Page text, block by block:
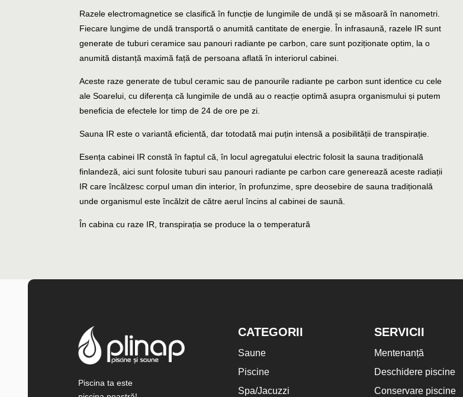
Razele electromagnetice se clasifică în funcție de lungimile de undă și se măsoară în nanometri.
Fiecare lungime de undă transportă o anumită cantitate de energie. În infrasaună, razele IR sunt
generate de tuburi ceramice sau panouri radiante pe carbon, care sunt poziționate optim, la o
anumită distanță maximă față de persoana aflată în interiorul cabinei.
Aceste raze generate de tubul ceramic sau de panourile radiante pe carbon sunt identice cu cele
ale Soarelui, cu diferența că lungimile de undă au o reacție optimă asupra organismului și putem
beneficia de efectele lor timp de 24 de ore pe zi.
Sauna IR este o variantă eficientă, dar totodată mai puțin intensă a posibilității de transpirație.
Esența cabinei IR constă în faptul că, în locul agregatului electric folosit la sauna tradițională
finlandeză, aici sunt folosite tuburi sau panouri radiante pe carbon care generează aceste radiații
IR care încălzesc corpul uman din interior, în profunzime, spre deosebire de sauna tradițională
unde organismul este încălzit de către aerul încins al cabinei de saună.
În cabina cu raze IR, transpirația se produce la o temperatură
Piscina ta este
CATEGORII
Saune
Piscine
Spa/Jacuzzi
SERVICII
Mentenanță
Deschidere piscine
Conservare piscine